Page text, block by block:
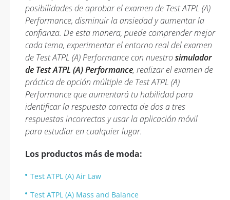
posibilidades de aprobar el examen de Test ATPL (A)
Performance, disminuir la ansiedad y aumentar la
confianza. De esta manera, puede comprender mejor
cada tema, experimentar el entorno real del examen
de Test ATPL (A) Performance con nuestrosimulador
de Test ATPL (A) Performance, realizar el examen de
práctica de opción múltiple de Test ATPL (A)
Performance que aumentará tu habilidad para
identificar la respuesta correcta de dos a tres
respuestas incorrectas y usar la aplicación móvil
para estudiar en cualquier lugar.
Los productos más de moda:
Test ATPL (A) Air Law
Test ATPL (A) Mass and Balance